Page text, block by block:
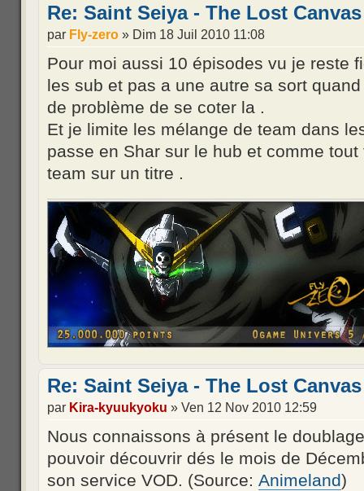
Re: Saint Seiya - The Lost Canvas
par Fly-zero » Dim 18 Juil 2010 11:08
Pour moi aussi 10 épisodes vu je reste
les sub et pas a une autre sa sort
de problème de se coter la .
Et je limite les mélange de team dans
passe en Shar sur le hub et comme
team sur un titre .
Re: Saint Seiya - The Lost Canvas
par Kira-kyuukyoku » Ven 12 Nov 2010 12:59
Nous connaissons à présent le
pouvoir découvrir dés le mois de
son service VOD. (Source: Animeland)